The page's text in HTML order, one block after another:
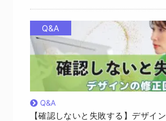
Q&A
Q&A
【確認しないと失敗する】デザイ